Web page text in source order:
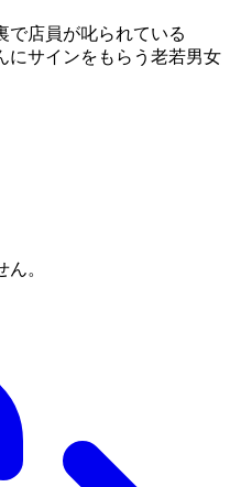
で店員が叱られている
にサインをもらう老若男女
。